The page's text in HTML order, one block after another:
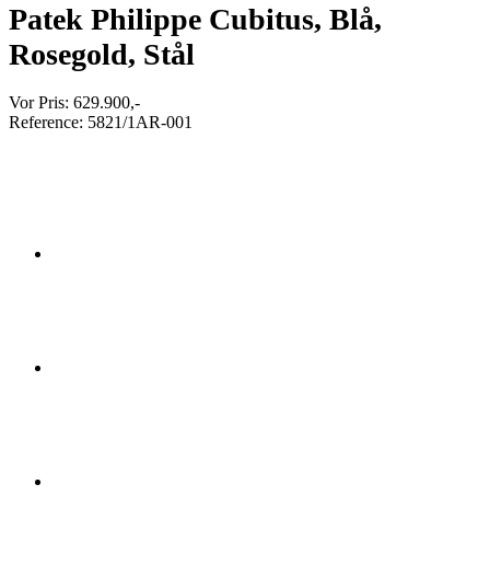
Patek Philippe Cubitus, Blå,
Rosegold, Stål
Vor Pris: 629.900,-
Reference: 5821/1AR-001